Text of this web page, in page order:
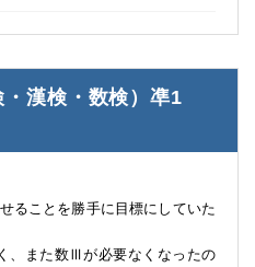
漢検・数検）凖1
ることを勝手に目標にしていた
、また数Ⅲが必要なくなったの